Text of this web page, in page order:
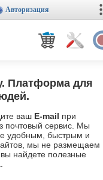
Авторизация
Платформа для
ваш E-mail при
почтовый сервис. Мы
удобным, быстрым и
мы не размещаем
найдете полезные